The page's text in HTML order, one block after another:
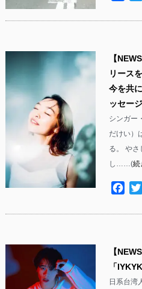
【
リース
今を共
ッセー
シンガー
だけい）
る。 や
し……(続
【
「
⽇系台湾